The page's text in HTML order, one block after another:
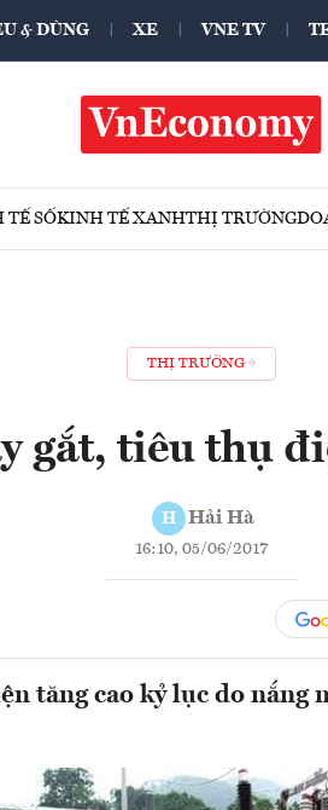
& DÙNG XE VNE TV
TẾ SỐKINH TẾ XANHTHỊ TRƯỜNG
THỊ TRƯỜNG
gắt, tiêu thụ
H Hải Hà
16:10, 05/06/2017
tăng cao kỷ lục do nắng